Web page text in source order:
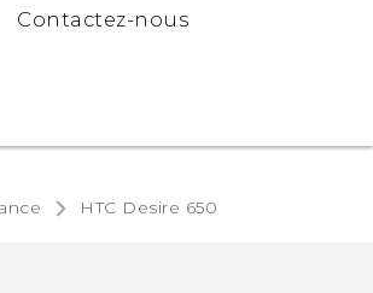
Contactez-nous
HTC Desire 650‎